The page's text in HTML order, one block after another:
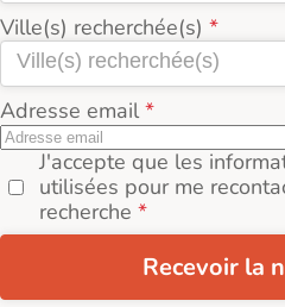
Ville(s) recherchée(s)
Adresse email
J'accepte que les
utilisées pour me
recherche
Recevoir la